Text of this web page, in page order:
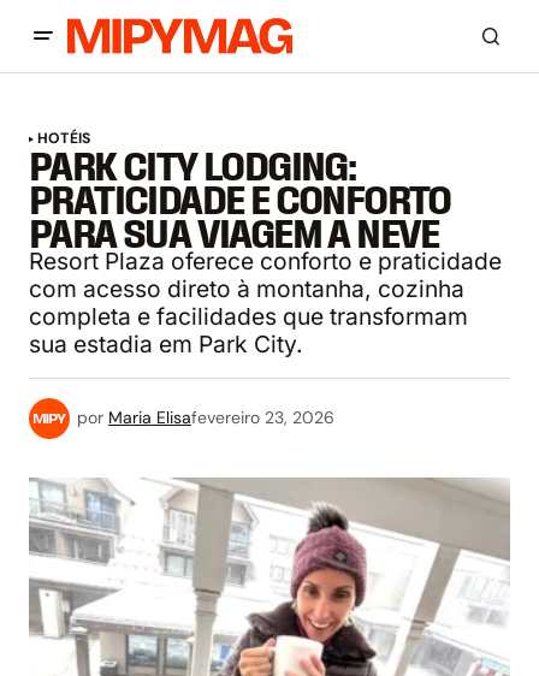
HOTÉIS
PARK CITY LODGING:
PRATICIDADE E CONFORTO
PARA SUA VIAGEM A NEVE
Resort Plaza oferece conforto e praticidade
com acesso direto à montanha, cozinha
completa e facilidades que transformam
sua estadia em Park City.
por Maria Elisafevereiro 23, 2026